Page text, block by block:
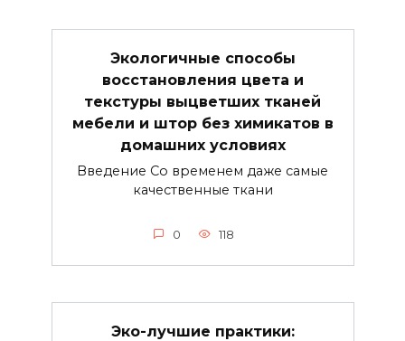
Экологичные способы
восстановления цвета и
текстуры выцветших тканей
мебели и штор без химикатов в
домашних условиях
Введение Со временем даже самые
качественные ткани
0 118
Эко-лучшие практики: